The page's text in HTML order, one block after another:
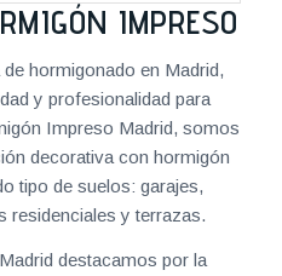
IMPRESO
hormigonado en Madrid,
y profesionalidad para
Impreso Madrid, somos
decorativa con hormigón
tipo de suelos: garajes,
residenciales y terrazas.
destacamos por la